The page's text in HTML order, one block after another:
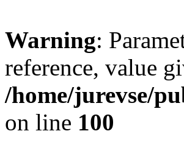
Warning:
reference, value
/home/jurevse/
on line 100